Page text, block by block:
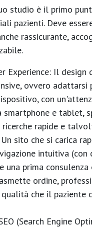
studio è il primo
pazienti. Deve
rassicurante,
Experience: Il design
, ovvero adattarsi
con
smartphone e tablet,
rapide e
sito che si carica
intuitiva (con
una prima
ordine,
che il paziente
(Search Engine